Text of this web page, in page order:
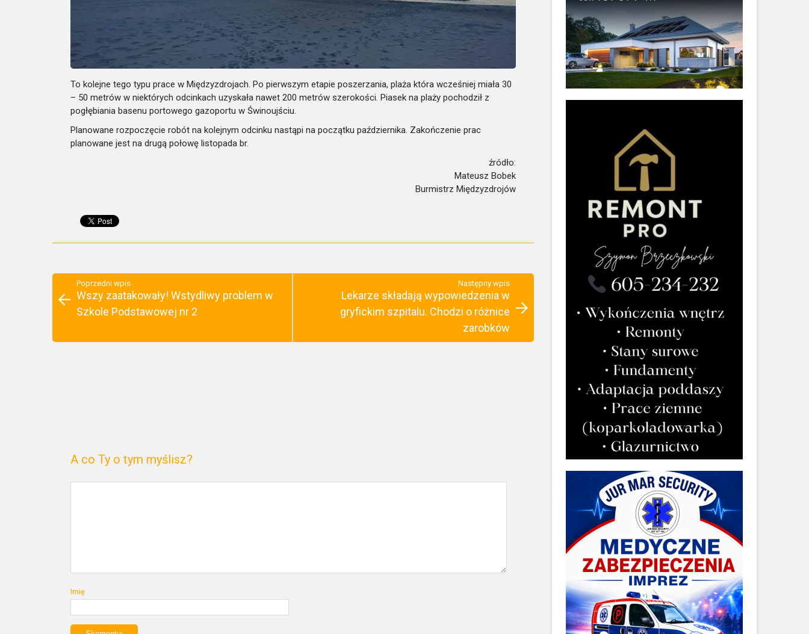
To kolejne tego typu prace w Międzyzdrojach. Po pierwszym etapie poszerzania, plaża która wcześniej miała 30
– 50 metrów w niektórych odcinkach uzyskała nawet 200 metrów szerokości. Piasek na plaży pochodził z
pogłębiania basenu portowego gazoportu w Świnoujściu.
Planowane rozpoczęcie robót na kolejnym odcinku nastąpi na początku października. Zakończenie prac
planowane jest na drugą połowę listopada br.
źródło:
Mateusz Bobek
Burmistrz Międzyzdrojów
Poprzedni wpis
Wszy zaatakowały! Wstydliwy problem w
Szkole Podstawowej nr 2
Następny wpis
Lekarze składają wypowiedzenia w
gryfickim szpitalu. Chodzi o różnice
zarobków
A co Ty o tym myślisz?
Imię